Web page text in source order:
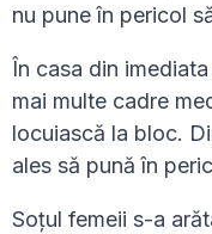
nu pune în pericol
În casa din
mai multe cadre
locuiască la bloc.
ales să pună în
Soțul femeii s-a